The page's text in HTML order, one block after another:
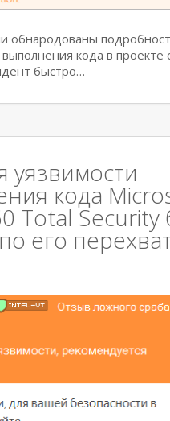
обнародованы
кода в проекте
быстро…
уязвимости
кода
Total Security
его